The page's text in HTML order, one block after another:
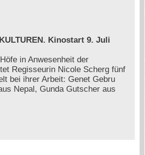
Kinostart 9. Juli
in Anwesenheit der
Regisseurin Nicole Scherg fünf
bei ihrer Arbeit: Genet Gebru
Nepal, Gunda Gutscher aus